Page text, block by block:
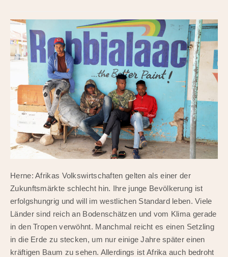
Herne: Afrikas Volkswirtschaften gelten als einer der
Zukunftsmärkte schlecht hin. Ihre junge Bevölkerung ist
erfolgshungrig und will im westlichen Standard leben. Viele
Länder sind reich an Bodenschätzen und vom Klima gerade
in den Tropen verwöhnt. Manchmal reicht es einen Setzling
in die Erde zu stecken, um nur einige Jahre später einen
kräftigen Baum zu sehen. Allerdings ist Afrika auch bedroht